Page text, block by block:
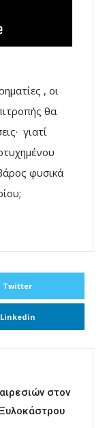
, οι
θα
γιατί
φυσικά
Twitter
Linkedin
στον